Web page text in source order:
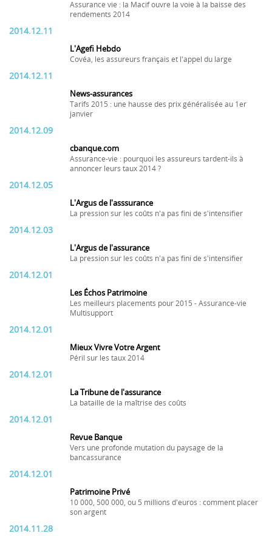
Assurance vie : la Macif ouvre la voie à la baisse des
rendements 2014
2014.12.11
L'Agefi Hebdo
Covéa, les assureurs français et l'appel du large
2014.12.11
News-assurances
Tarifs 2015 : une hausse des prix généralisée au 1er
janvier
2014.12.09
cbanque.com
Assurance-vie : pourquoi les assureurs tardent-ils à
annoncer leurs taux 2014 ?
2014.12.05
L'Argus de l'asssurance
La pression sur les coûts n'a pas fini de s'intensifier
2014.12.03
L'Argus de l'assurance
La pression sur les coûts n'a pas fini de s'intensifier
2014.12.01
Les Échos Patrimoine
Les meilleurs placements pour 2015 - Assurance-vie
Multisupport
2014.12.01
Mieux Vivre Votre Argent
Péril sur les taux 2014
2014.12.01
La Tribune de l'assurance
La bataille de la maîtrise des coûts
2014.12.01
Revue Banque
Vers une profonde mutation du paysage de la
bancassurance
2014.12.01
Patrimoine Privé
10 000, 500 000, ou 5 millions d'euros : comment placer
son argent
2014.11.28